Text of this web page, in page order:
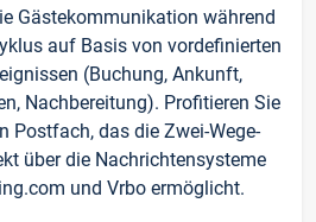
Gästekommunikation während
auf Basis von vordefinierten
(Buchung, Ankunft,
Nachbereitung). Profitieren Sie
Postfach, das die Zwei-Wege-
über die Nachrichtensysteme
und Vrbo ermöglicht.